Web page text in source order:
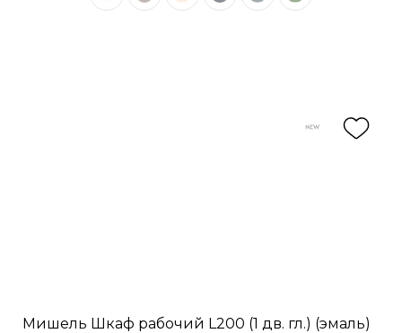
Мишель Шкаф рабочий L200 (1 дв. гл.) (эмаль)